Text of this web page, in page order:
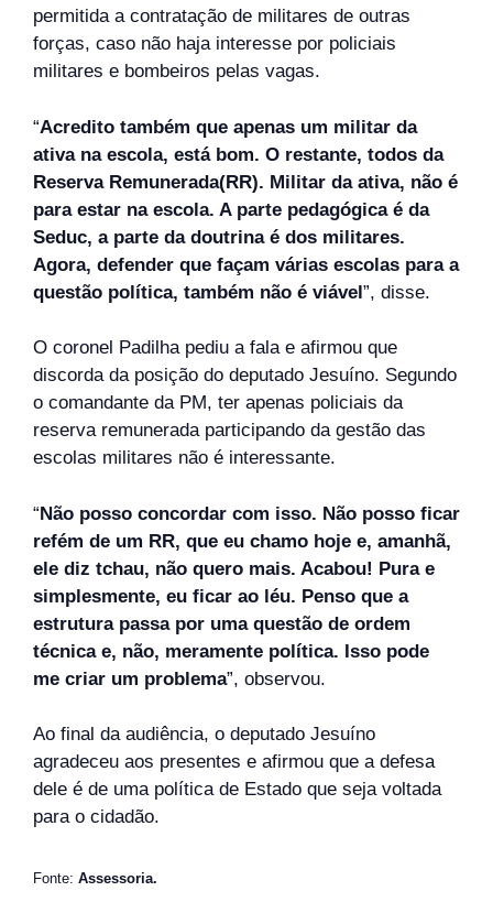
permitida a contratação de militares de outras
forças, caso não haja interesse por policiais
militares e bombeiros pelas vagas.
“Acredito também que apenas um militar da
ativa na escola, está bom. O restante, todos da
Reserva Remunerada(RR). Militar da ativa, não é
para estar na escola. A parte pedagógica é da
Seduc, a parte da doutrina é dos militares.
Agora, defender que façam várias escolas para a
questão política, também não é viável”, disse.
O coronel Padilha pediu a fala e afirmou que
discorda da posição do deputado Jesuíno. Segundo
o comandante da PM, ter apenas policiais da
reserva remunerada participando da gestão das
escolas militares não é interessante.
“Não posso concordar com isso. Não posso ficar
refém de um RR, que eu chamo hoje e, amanhã,
ele diz tchau, não quero mais. Acabou! Pura e
simplesmente, eu ficar ao léu. Penso que a
estrutura passa por uma questão de ordem
técnica e, não, meramente política. Isso pode
me criar um problema”, observou.
Ao final da audiência, o deputado Jesuíno
agradeceu aos presentes e afirmou que a defesa
dele é de uma política de Estado que seja voltada
para o cidadão.
Fonte: Assessoria.